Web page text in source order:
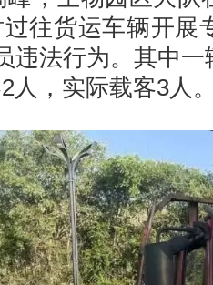
往货运车辆开展
违法行为。其中
人，实际载客3人